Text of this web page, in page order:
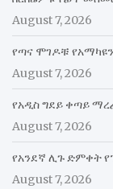
August 7, 2026
የጣና ሞገዶቹ
August 7, 2026
የአዲስ ግደይ ቀጣይ
August 7, 2026
የአንደኛ ሊጉ ድምቀት
August 7, 2026